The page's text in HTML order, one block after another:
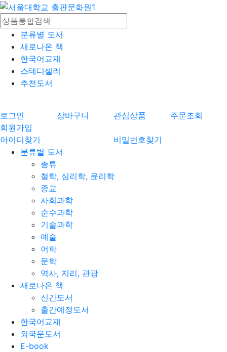
분류별 도서
새로나온 책
한국어교재
스테디셀러
추천도서
로그인 장바구니 관심상품
주문조회
회원가입
아이디찾기
비밀번호찾기
분류별 도서
총류
철학, 심리학, 윤리학
종교
사회과학
순수과학
기술과학
예술
어학
문학
역사, 지리, 관광
새로나온 책
신간도서
출간예정도서
한국어교재
외국문도서
E-book